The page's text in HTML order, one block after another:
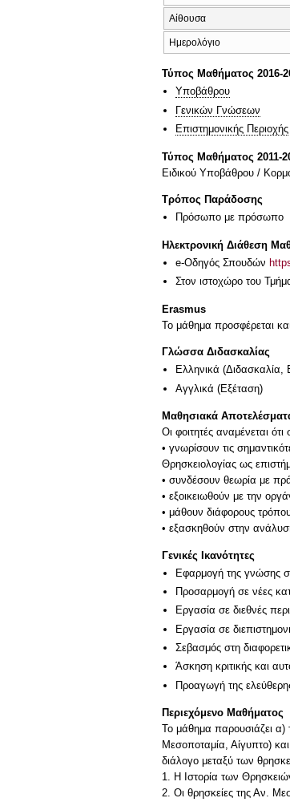
Αίθουσα
Ημερολόγιο
Τύπος Μαθήματος 2016-
Υποβάθρου
Γενικών Γνώσεων
Επιστημονικής Περιοχής
Τύπος Μαθήματος 2011-
Ειδικού Υποβάθρου /
Τρόπος Παράδοσης
Πρόσωπο με πρόσωπο
Ηλεκτρονική Διάθεση
e-Οδηγός Σπουδών
Στον ιστοχώρο του
Erasmus
Το μάθημα προσφέρεται
Γλώσσα Διδασκαλίας
Ελληνικά (Διδασκαλία,
Αγγλικά (Εξέταση)
Μαθησιακά
Οι φοιτητές αναμένεται
• γνωρίσουν τις
Θρησκειολογίας ως
• συνδέσουν θεωρία με
• εξοικειωθούν με την
• μάθουν διάφορους
Γενικές Ικανότητες
Εφαρμογή της γνώσης
Προσαρμογή σε νέες
Εργασία σε διεθνές
Εργασία σε
Σεβασμός στη
Άσκηση κριτικής και
Προαγωγή της
Περιεχόμενο Μαθήματος
Το μάθημα παρουσιάζει α)
Μεσοποταμία, Αίγυπτο)
διάλογο μεταξύ των
1. Η Ιστορία των
2. Οι θρησκείες της Αν.